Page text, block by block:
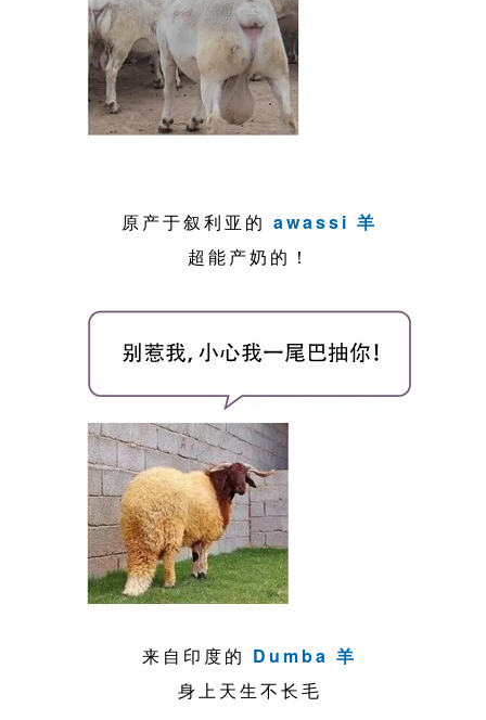
原产于叙利亚的awassi 羊
超能产奶的！
来自印度的 Dumba 羊
身上天生不长毛